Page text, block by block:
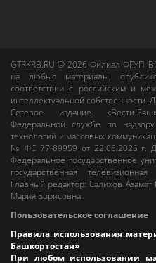
GTRKRB.RU © 2026Филиал ФГУП
на любые материалы,
соответствии с российским и
интеллектуальной собственности.
Сетевое издание «Вести-
Федеральной службе по
технологий и массовых
№ ФС 77-89959 от 22.08.2025 г.
Федеральное государственное
государственная
Главный редактор:Салихов Азамат
Мария Борисовна.
Пользовательское соглашение
Правила использования
Башкортостан»
При любом использовании